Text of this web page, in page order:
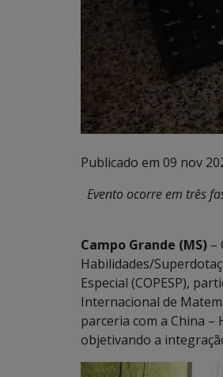
Publicado em 09 nov
Evento ocorre em três
Campo Grande (MS) –
Habilidades/
Especial (COPESP),
Internacional de
parceria com a China
objetivando a